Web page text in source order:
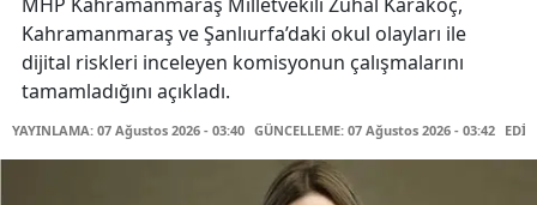
Kahramanmaraş ve Şanlıurfa’daki okul olayları ile
dijital riskleri inceleyen komisyonun çalışmalarını
tamamladığını açıkladı.
YAYINLAMA: 07 Ağustos 2026 - 03:40 GÜNCELLEME: 07 Ağustos 2026 - 03:42